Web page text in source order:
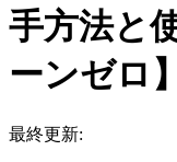
手方法と
ーンゼロ】
最終更新: